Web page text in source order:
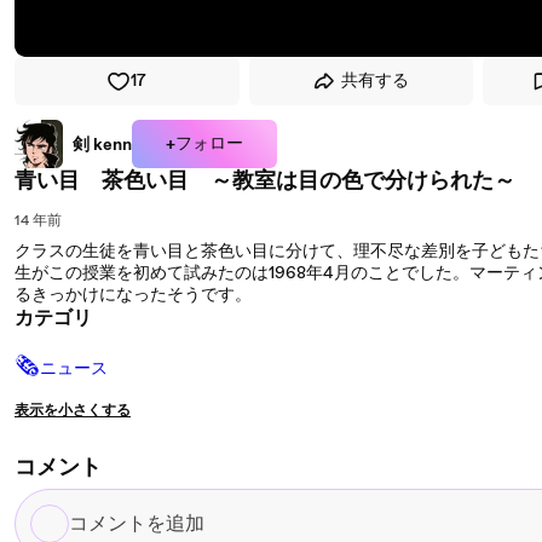
17 共有する
剣 kenn +フォロー
青い目 茶色い目 ～教室は目の色で分けられた～
14 年前
クラスの生徒を青い目と茶色い目に分けて、理不尽な差別を子ども
生がこの授業を初めて試みたのは1968年4月のことでした。マーテ
るきっかけになったそうです。
カテゴリ
🗞ニュース
表示を小さくする
コメント
コ